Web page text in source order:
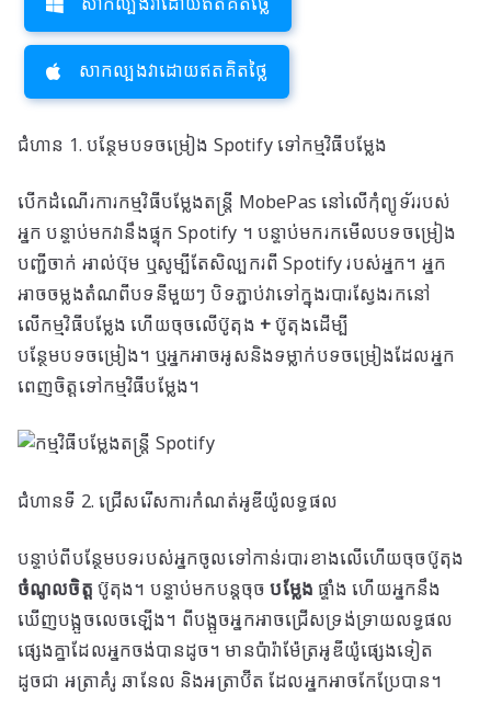
សាកល្បងវាដោយឥតគិតថ្លៃ
សាកល្បងវាដោយឥតគិតថ្លៃ
ជំហាន 1. បន្ថែមបទចម្រៀង Spotify ទៅកម្មវិធីបម្លែង
បើកដំណើរការកម្មវិធីបម្លែងតន្ត្រី MobePas នៅលើកុំព្យូទ័ររបស់
អ្នក បន្ទាប់មកវានឹងផ្ទុក Spotify ។ បន្ទាប់មករកមើលបទចម្រៀង
បញ្ជីចាក់ អាល់ប៊ុម ឬសូម្បីតែសិល្បករពី Spotify របស់អ្នក។ អ្នក
អាចចម្លងតំណពីបទនីមួយៗ បិទភ្ជាប់វាទៅក្នុងរបារស្វែងរកនៅ
លើកម្មវិធីបម្លែង ហើយចុចលើប៊ូតុង +ប៊ូតុងដើម្បី
បន្ថែមបទចម្រៀង។ ឬ​អ្នក​អាច​អូស​និង​ទម្លាក់​បទ​ចម្រៀង​ដែល​អ្នក​
ពេញ​ចិត្ត​ទៅ​កម្មវិធី​បម្លែង​។
ជំហានទី 2. ជ្រើសរើសការកំណត់អូឌីយ៉ូលទ្ធផល
បន្ទាប់​ពី​បន្ថែម​បទ​របស់​អ្នក​ចូល​ទៅ​កាន់​របារ​ខាង​លើ​ហើយ​ចុច​ប៊ូតុង
ចំណូលចិត្ត ប៊ូតុង។ បន្ទាប់មកបន្តចុចបម្លែង ផ្ទាំង ហើយអ្នកនឹង
ឃើញបង្អួចលេចឡើង។ ពី​បង្អួច​អ្នក​អាច​ជ្រើស​ទ្រង់ទ្រាយ​លទ្ធផល​
ផ្សេង​គ្នា​ដែល​អ្នក​ចង់​បាន​ដូច​។ មានប៉ារ៉ាម៉ែត្រអូឌីយ៉ូផ្សេងទៀត
ដូចជា អត្រាគំរូ ឆានែល និងអត្រាប៊ីត ដែលអ្នកអាចកែប្រែបាន។